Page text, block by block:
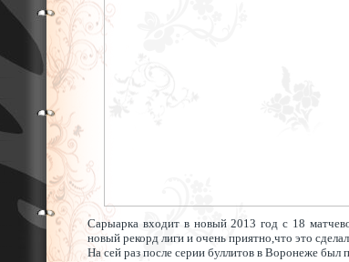
Сарыарка входит в новый 2013 год с 18
новый рекорд лиги и очень приятно,что это
На сей раз после серии буллитов в Воронеже